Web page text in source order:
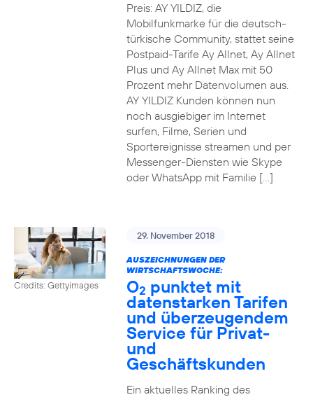
Preis: AY YILDIZ, die
Mobilfunkmarke für die deutsch-
türkische Community, stattet seine
Postpaid-Tarife Ay Allnet, Ay Allnet
Plus und Ay Allnet Max mit 50
Prozent mehr Datenvolumen aus.
AY YILDIZ Kunden können nun
noch ausgiebiger im Internet
surfen, Filme, Serien und
Sportereignisse streamen und per
Messenger-Diensten wie Skype
oder WhatsApp mit Familie […]
Credits: Gettyimages
29. November 2018
AUSZEICHNUNGEN DER
WIRTSCHAFTSWOCHE:
O2 punktet mit
datenstarken Tarifen
und überzeugendem
Service für Privat-
und
Geschäftskunden
Ein aktuelles Ranking des